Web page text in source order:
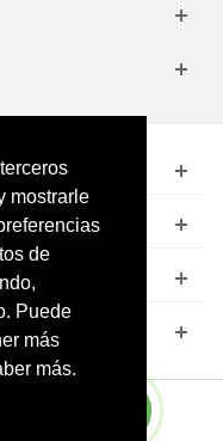
mostrarle
de
Puede
más
más.